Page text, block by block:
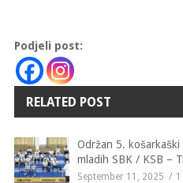
Podjeli post:
RELATED POST
Održan 5. košarkaški
mladih SBK / KSB –
September 11, 2025